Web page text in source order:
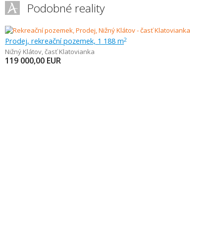
Podobné reality
Prodej, rekreační pozemek, 1 188 m2
Nižný Klátov,časť Klatovianka
119 000,00 EUR